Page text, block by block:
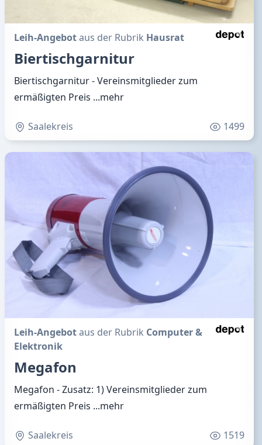
Leih-Angebotaus der Rubrik Hausrat
Biertischgarnitur
Biertischgarnitur - Vereinsmitglieder zum
ermäßigten Preis ...mehr
Saalekreis 1499
Leih-Angebotaus der Rubrik Computer &
Elektronik
Megafon
Megafon - Zusatz: 1) Vereinsmitglieder zum
ermäßigten Preis ...mehr
Saalekreis 1519